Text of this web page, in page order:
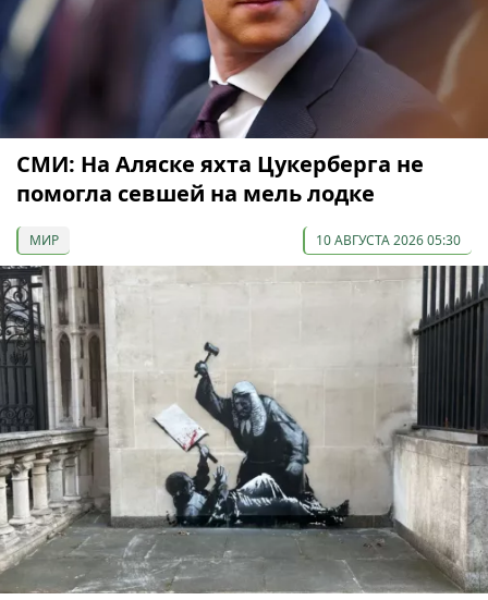
СМИ: На Аляске яхта Цукерберга не
помогла севшей на мель лодке
МИР 10 АВГУСТА 2026 05:30